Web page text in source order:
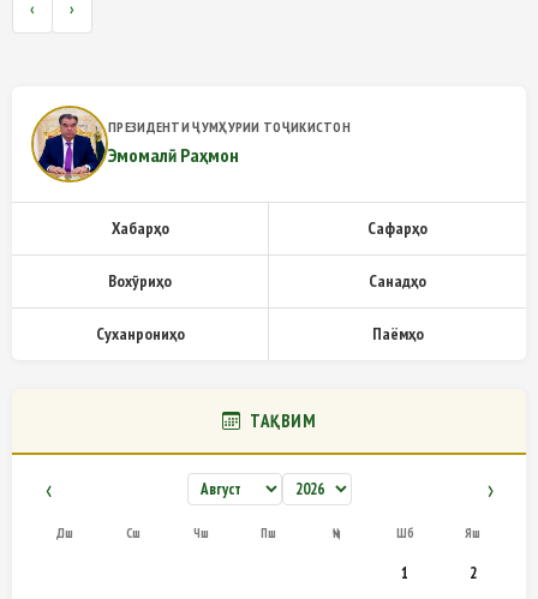
‹ ›
ПРЕЗИДЕНТИ ҶУМҲУРИИ ТОҶИКИСТОН
Эмомалӣ Раҳмон
Хабарҳо Сафарҳо
Вохӯриҳо Санадҳо
Суханрониҳо Паёмҳо
ТАҚВИМ
‹ ›
Дш Сш Чш Пш Ҷм Шб Яш
1
2